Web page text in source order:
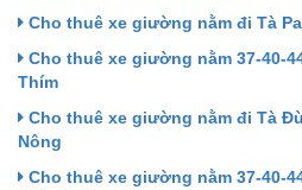
Cho thuê xe giường nằm đi Tà
Cho thuê xe giường nằm 37-40-
Thím
Cho thuê xe giường nằm đi Tà
Nông
Cho thuê xe giường nằm 37-40-